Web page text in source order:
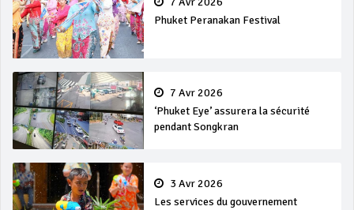
Phuket Peranakan Festival
7 Avr 2026
‘Phuket Eye’ assurera la sécurité
pendant Songkran
3 Avr 2026
Les services du gouvernement